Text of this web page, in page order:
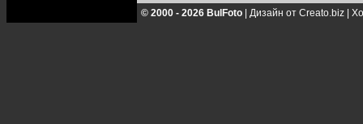
© 2000 - 2026 BulFoto Дизайн от Creato.biz